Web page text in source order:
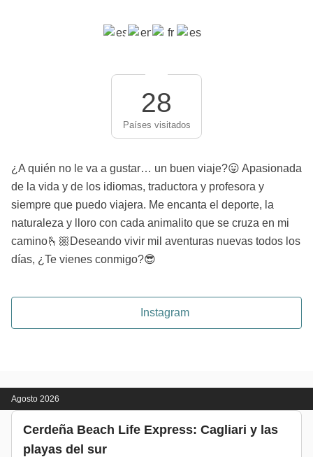
28
Países visitados
¿A quién no le va a gustar… un buen viaje?😛 Apasionada
de la vida y de los idiomas, traductora y profesora y
siempre que puedo viajera. Me encanta el deporte, la
naturaleza y lloro con cada animalito que se cruza en mi
camino🫰🏼Deseando vivir mil aventuras nuevas todos los
días, ¿Te vienes conmigo?😎
Instagram
Agosto 2026
Cerdeña Beach Life Express: Cagliari y las
playas del sur